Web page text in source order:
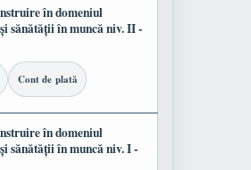
în domeniul
sănătății în muncă niv. II -
Cont de plată
în domeniul
sănătății în muncă niv. I -